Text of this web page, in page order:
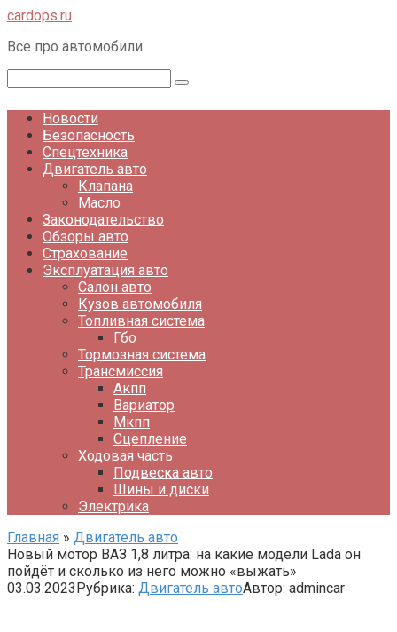
Перейти
контенту
cardops.ru
Все про автомобили
Новости
Безопасность
Спецтехника
Двигатель авто
Клапана
Масло
Законодательство
Обзоры авто
Страхование
Эксплуатация авто
Салон авто
Кузов автомобиля
Топливная система
Гбо
Тормозная система
Трансмиссия
Акпп
Вариатор
Мкпп
Сцепление
Ходовая часть
Подвеска авто
Шины и диски
Электрика
Главная » Двигатель авто
Новый мотор ВАЗ 1,8 литра: на какие модели Lada он
пойдёт и сколько из него можно «выжать»
03.03.2023Рубрика: Двигатель автоАвтор: admincar